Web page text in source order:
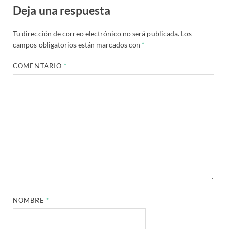
Deja una respuesta
Tu dirección de correo electrónico no será publicada. Los
campos obligatorios están marcados con *
COMENTARIO *
NOMBRE *